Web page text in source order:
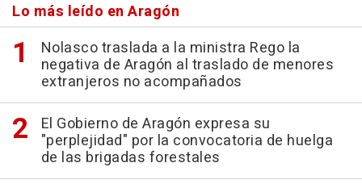
Lo más leído en Aragón
Nolasco traslada a la ministra Rego la
negativa de Aragón al traslado de menores
extranjeros no acompañados
El Gobierno de Aragón expresa su
"perplejidad" por la convocatoria de huelga
de las brigadas forestales